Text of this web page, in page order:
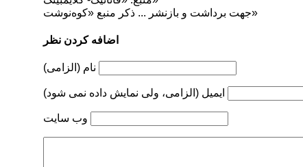
جهت برداشت و بازنشر ... ذکر منبع «کوه‌نوشت»
اضافه کردن نظر
نام (الزامی)
ایمیل (الزامی، ولی نمایش داده نمی شود)
وب سایت